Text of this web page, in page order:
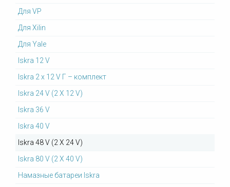
Для VP
Для Xilin
Для Yale
Iskra 12 V
Iskra 2 x 12 V Г – комплект
Iskra 24 V (2 X 12 V)
Iskra 36 V
Iskra 40 V
Iskra 48 V (2 X 24 V)
Iskra 80 V (2 X 40 V)
Намазные батареи Iskra